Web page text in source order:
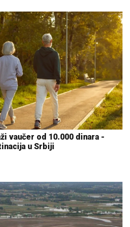
vaučer od 10.000 dinara -
u Srbiji
smanjuje proizvodnju